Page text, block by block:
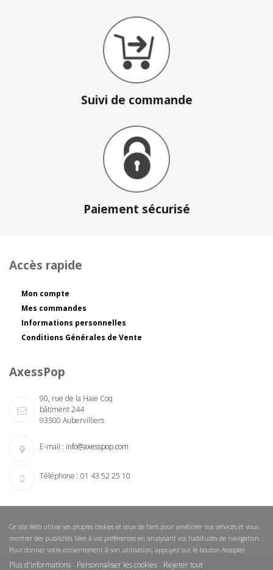
Suivi de commande
Paiement sécurisé
Accès rapide
Mon compte
Mes commandes
Informations personnelles
Conditions Générales de Vente
AxessPop
90, rue de la Haie Coq
bâtiment 244
93300 Aubervilliers
E-mail : info@axesspop.com
Téléphone : 01 43 52 25 10
Ce site Web utilise ses propres cookies et ceux de tiers pour améliorer nos services et vous
montrer des publicités liées à vos préférences en analysant vos habitudes de navigation.
Pour donner votre consentement à son utilisation, appuyez sur le bouton Accepter.
Plus d'informations Personnaliser les cookies Rejeter tout